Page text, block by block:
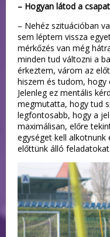
– Hogyan látod a
– Nehéz szituációban
sem léptem vissza
mérkőzés van még
minden tud változni a
érkeztem, várom az
hiszem és tudom, hogy
Jelenleg ez mentális
megmutatta, hogy tud
legfontosabb, hogy a
maximálisan, előre
egységet kell
előttünk álló feladatokat.